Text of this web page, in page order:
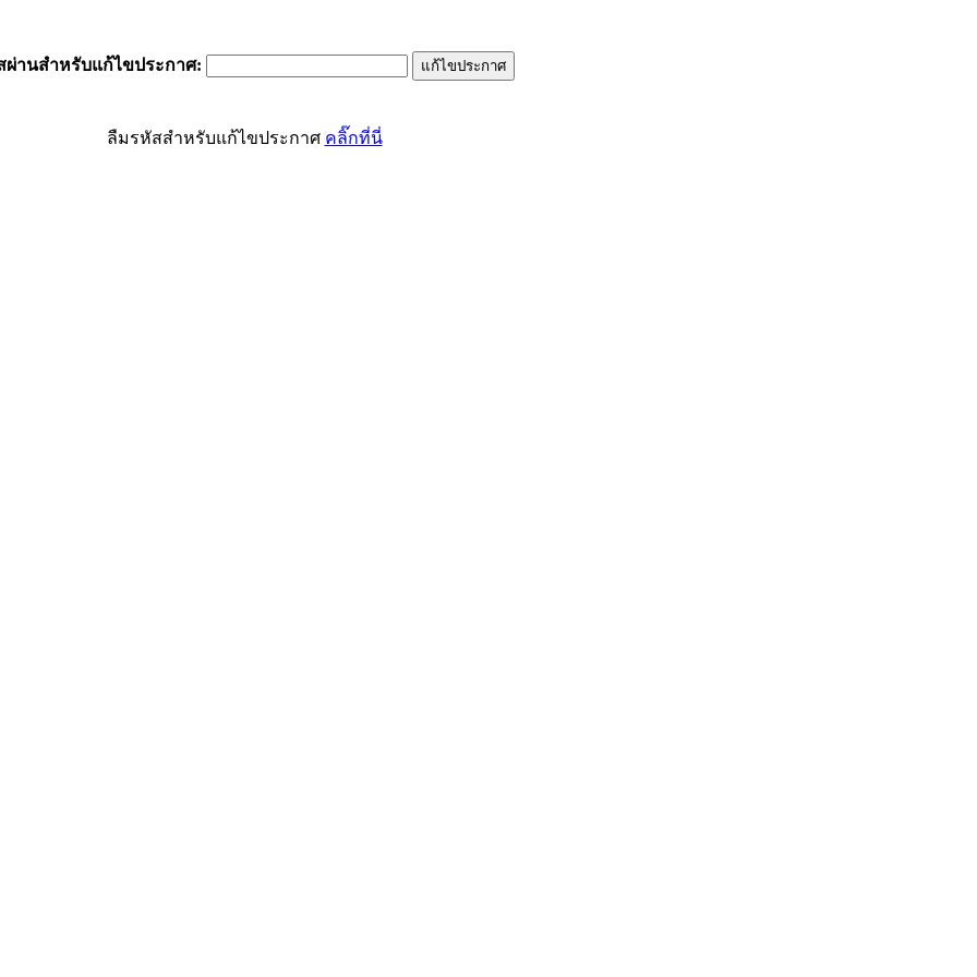
ผ่านสำหรับแก้ไขประกาศ:
ลืมรหัสสำหรับแก้ไขประกาศ คลิ๊กที่นี่